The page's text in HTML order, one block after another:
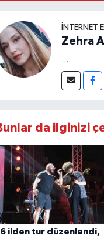
İNTERNET
Zehra
...
da ilginizi
ilden tur düzenlendi,